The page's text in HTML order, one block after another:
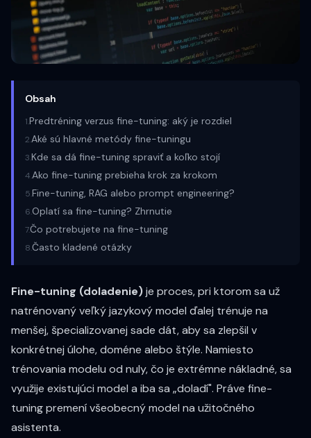
Obsah
1.Predtréning verzus fine-tuning: aký je rozdiel
2.Aké sú hlavné metódy fine-tuningu
3.Kde sa dá fine-tuning spraviť a koľko stojí
4.Ako fine-tuning prebieha krok za krokom
5.Fine-tuning, RAG alebo prompt engineering?
6.Oplatí sa fine-tuning? Zhrnutie
7.Čo potrebujete na fine-tuning
8.Často kladené otázky
Fine-tuning (doladenie)je proces, pri ktorom sa už
natrénovaný veľký jazykový model ďalej trénuje na
menšej, špecializovanej sade dát, aby sa zlepšil v
konkrétnej úlohe, doméne alebo štýle. Namiesto
trénovania modelu od nuly, čo je extrémne nákladné, sa
využije existujúci model a iba sa „doladí". Práve fine-
tuning premení všeobecný model na užitočného
asistenta.